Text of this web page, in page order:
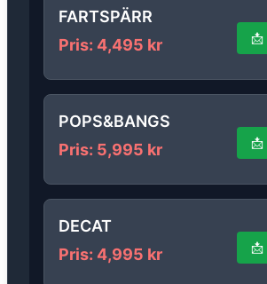
FARTSPÄRR
Pris: 4,495 kr
📩
POPS&BANGS
Pris: 5,995 kr
📩
DECAT
Pris: 4,995 kr
📩